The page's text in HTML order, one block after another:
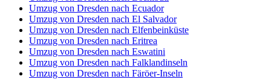
Umzug von Dresden nach Ecuador
Umzug von Dresden nach El Salvador
Umzug von Dresden nach Elfenbeinküste
Umzug von Dresden nach Eritrea
Umzug von Dresden nach Eswatini
Umzug von Dresden nach Falklandinseln
Umzug von Dresden nach Färöer-Inseln